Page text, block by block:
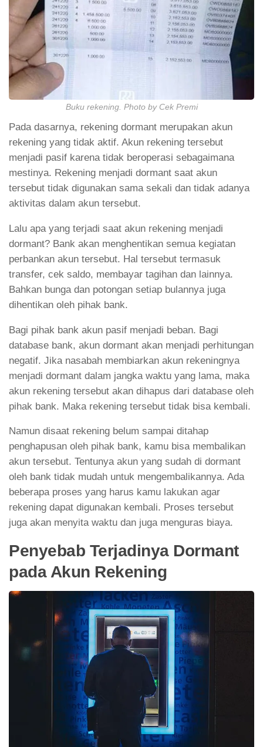
Buku rekening. Photo by Cek Premi
Pada dasarnya, rekening dormant merupakan akun
rekening yang tidak aktif. Akun rekening tersebut
menjadi pasif karena tidak beroperasi sebagaimana
mestinya. Rekening menjadi dormant saat akun
tersebut tidak digunakan sama sekali dan tidak adanya
aktivitas dalam akun tersebut.
Lalu apa yang terjadi saat akun rekening menjadi
dormant? Bank akan menghentikan semua kegiatan
perbankan akun tersebut. Hal tersebut termasuk
transfer, cek saldo, membayar tagihan dan lainnya.
Bahkan bunga dan potongan setiap bulannya juga
dihentikan oleh pihak bank.
Bagi pihak bank akun pasif menjadi beban. Bagi
database bank, akun dormant akan menjadi perhitungan
negatif. Jika nasabah membiarkan akun rekeningnya
menjadi dormant dalam jangka waktu yang lama, maka
akun rekening tersebut akan dihapus dari database oleh
pihak bank. Maka rekening tersebut tidak bisa kembali.
Namun disaat rekening belum sampai ditahap
penghapusan oleh pihak bank, kamu bisa membalikan
akun tersebut. Tentunya akun yang sudah di dormant
oleh bank tidak mudah untuk mengembalikannya. Ada
beberapa proses yang harus kamu lakukan agar
rekening dapat digunakan kembali. Proses tersebut
juga akan menyita waktu dan juga menguras biaya.
Penyebab Terjadinya Dormant
pada Akun Rekening